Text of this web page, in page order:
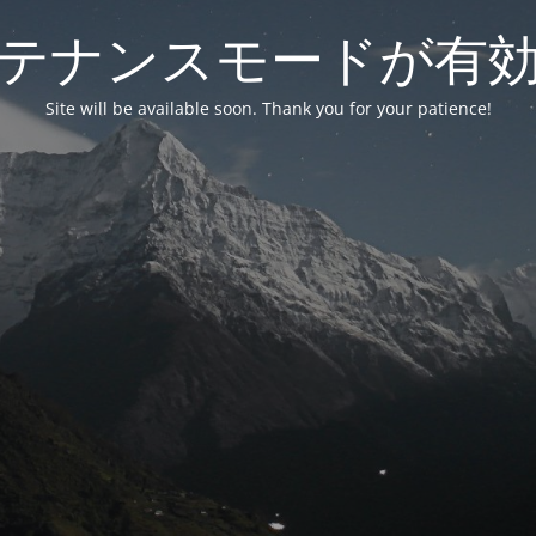
ナンスモードが有
Site will be available soon. Thank you for your patience!